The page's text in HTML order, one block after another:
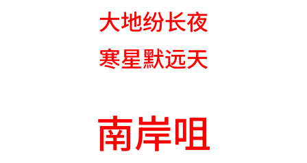
大地纷长夜
寒星默远天
南岸咀